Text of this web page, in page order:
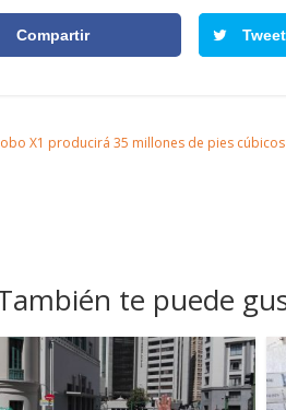
Compartir Tweet
X1 producirá 35 millones de pies
te puede